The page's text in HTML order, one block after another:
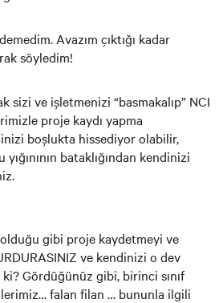
Avazım çıktığı kadar
söyledim!
sizi ve işletmenizi “basmakalıp” NCI
proje kaydı yapma
boşlukta hissediyor olabilir,
bataklığından kendinizi
gibi proje kaydetmeyi ve
ve kendinizi o dev
ki? Gördüğünüz gibi, birinci sınıf
falan filan … bununla ilgili